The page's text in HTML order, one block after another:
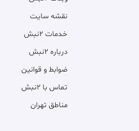
نقشه سایت
خدمات ۲نبش
درباره ۲نبش
ضوابط و قوانین
تماس با ۲نبش
مناطق تهران